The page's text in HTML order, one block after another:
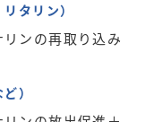
タリン）
ンの再取り込み
）